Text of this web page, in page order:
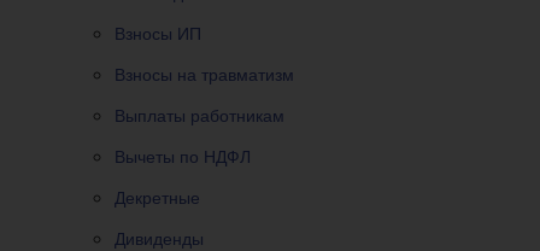
Взносы ИП
Взносы на травматизм
Выплаты работникам
Вычеты по НДФЛ
Декретные
Дивиденды